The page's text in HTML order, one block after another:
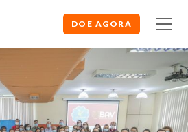
DOE AGORA